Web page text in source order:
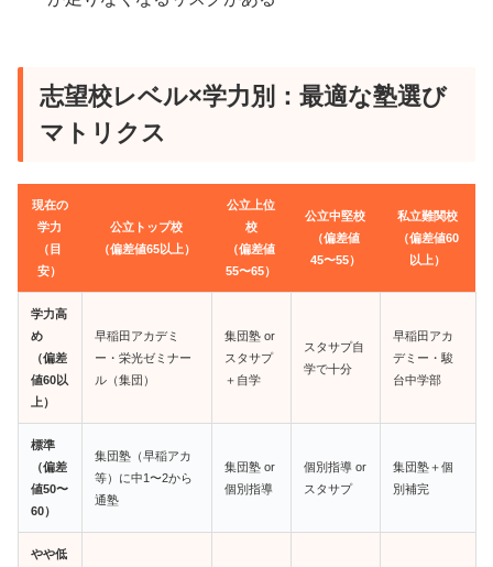
志望校レベル×学力別：最適な塾選び
マトリクス
現在の
学力
（目
安）
公立トップ校
（偏差値65以上）
公立上位
校
（偏差値
55〜65）
公立中堅校
（偏差値
45〜55）
私立難関校
（偏差値60
以上）
学力高
め
（偏差
値60以
上）
早稲田アカデミ
ー・栄光ゼミナー
ル（集団）
集団塾 or
スタサプ
＋自学
スタサプ自
学で十分
早稲田アカ
デミー・駿
台中学部
標準
（偏差
値50〜
60）
集団塾（早稲アカ
等）に中1〜2から
通塾
集団塾 or
個別指導
個別指導 or
スタサプ
集団塾＋個
別補完
やや低